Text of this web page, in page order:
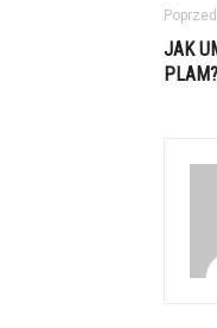
JAK
PLAM?